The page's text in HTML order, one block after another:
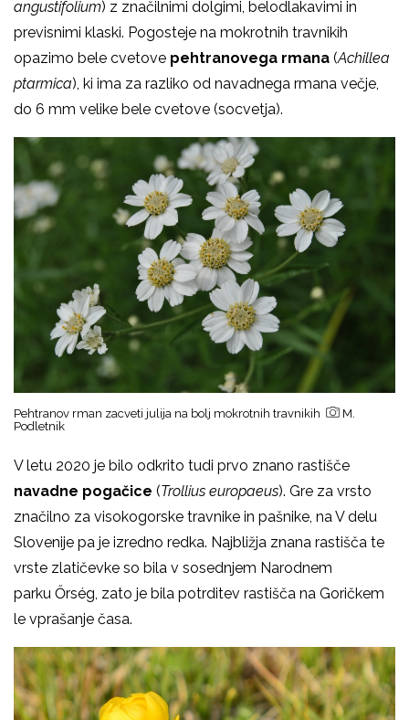
angustifolium) z značilnimi dolgimi, belodlakavimi in
previsnimi klaski. Pogosteje na mokrotnih travnikih
opazimo bele cvetove pehtranovega rmana (Achillea
ptarmica), ki ima za razliko od navadnega rmana večje,
do 6 mm velike bele cvetove (socvetja).
Pehtranov rman zacveti julija na bolj mokrotnih travnikih
M.
Podletnik
V letu 2020 je bilo odkrito tudi prvo znano rastišče
navadne pogačice (Trollius europaeus). Gre za vrsto
značilno za visokogorske travnike in pašnike, na V delu
Slovenije pa je izredno redka. Najbližja znana rastišča te
vrste zlatičevke so bila v sosednjem Narodnem
parku Őrség, zato je bila potrditev rastišča na Goričkem
le vprašanje časa.